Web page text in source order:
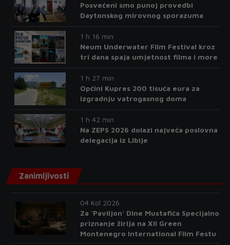
Posvećeni smo punoj provedbi
Daytonskog mirovnog sporazuma
1 h 16 min
Neum Underwater Film Festival kroz
tri dana spaja umjetnost filma i more
1 h 27 min
Općini Kupres 200 tisuća eura za
izgradnju vatrogasnog doma
1 h 42 min
Na ZEPS 2026 dolazi najveća poslovna
delegacija iz Libije
Zanimljivosti
04 Kol 2026
Za 'Paviljon' Dine Mustafića Specijalno
priznanje žirija na XII Green
Montenegro International Film Festu